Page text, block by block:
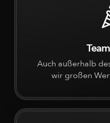
Auch außerhalb
wir großen